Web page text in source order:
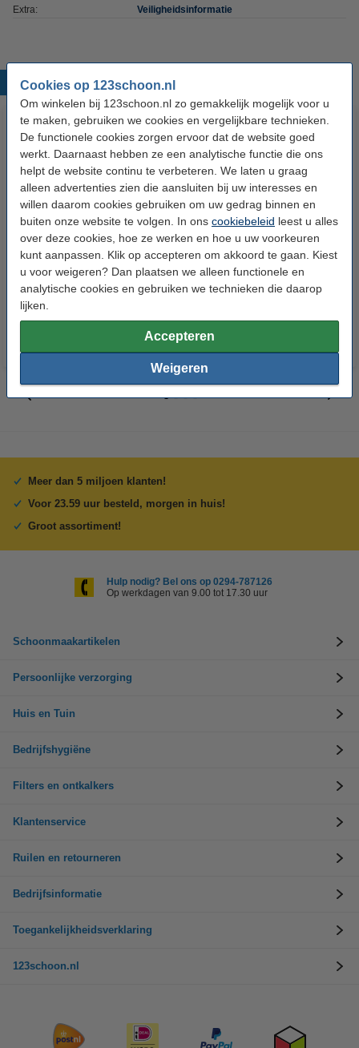
Cookies op 123schoon.nl
Om winkelen bij 123schoon.nl zo gemakkelijk mogelijk voor u
te maken, gebruiken we cookies en vergelijkbare technieken.
De functionele cookies zorgen ervoor dat de website goed
werkt. Daarnaast hebben ze een analytische functie die ons
helpt de website continu te verbeteren. We laten u graag
alleen advertenties zien die aansluiten bij uw interesses en
willen daarom cookies gebruiken om uw gedrag binnen en
buiten onze website te volgen. In ons cookiebeleid leest u alles
over deze cookies, hoe ze werken en hoe u uw voorkeuren
kunt aanpassen. Klik op accepteren om akkoord te gaan. Kiest
u voor weigeren? Dan plaatsen we alleen functionele en
analytische cookies en gebruiken we technieken die daarop
lijken.
Accepteren
Weigeren
Extra: Veiligheidsinformatie
Populaire producten
123accu Xtreme Power
knoopcellen multipack
€ 5,99 Inclusief 21% BTW
HG beeldschermreiniger (125
ml)
€ 4,99 Inclusief 21% BTW
Meer dan 5 miljoen klanten!
Voor 23.59 uur besteld, morgen in huis!
Groot assortiment!
Hulp nodig? Bel ons op 0294-787126
Op werkdagen van 9.00 tot 17.30 uur
Schoonmaakartikelen
Persoonlijke verzorging
Huis en Tuin
Bedrijfshygiëne
Filters en ontkalkers
Klantenservice
Ruilen en retourneren
Bedrijfsinformatie
Toegankelijkheidsverklaring
123schoon.nl